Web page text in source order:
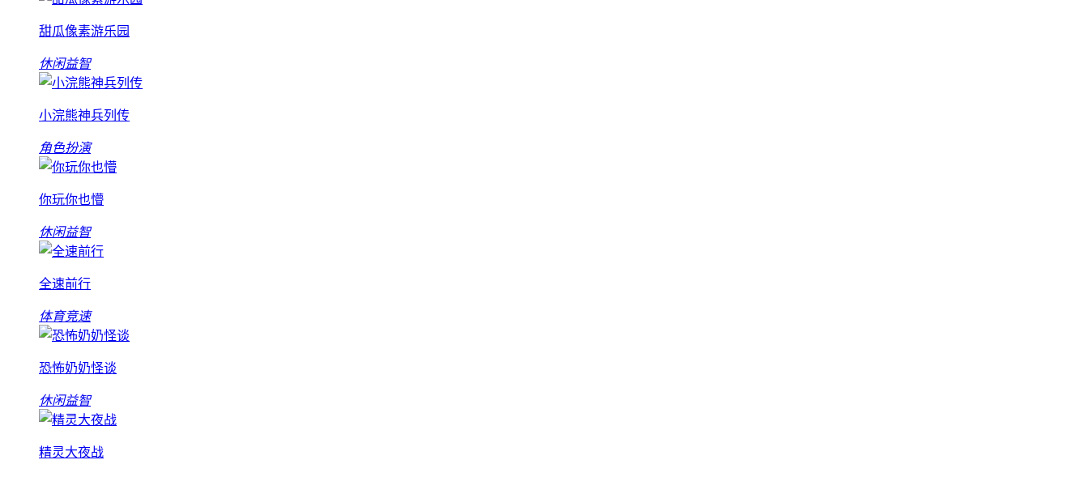
甜瓜像素游乐园
休闲益智
小浣熊神兵列传
角色扮演
你玩你也懵
休闲益智
全速前行
体育竞速
恐怖奶奶怪谈
休闲益智
精灵大夜战